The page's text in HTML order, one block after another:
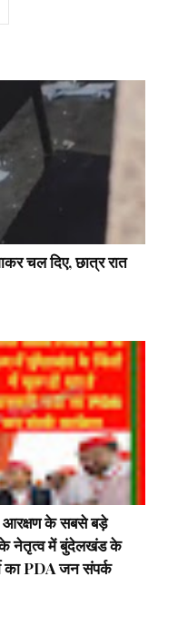
चल दिए, छात्र रात
आरक्षण के सबसे बड़े
के नेतृत्व में बुंदेलखंड के
का PDA जन संपर्क